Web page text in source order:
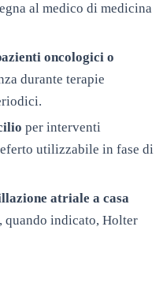
al medico di medicina
oncologici o
durante terapie
per interventi
utilizzabile in fase di
atriale a casa
quando indicato, Holter